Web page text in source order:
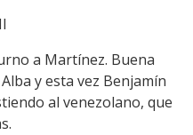
a Martínez. Buena
y esta vez Benjamín
al venezolano, que